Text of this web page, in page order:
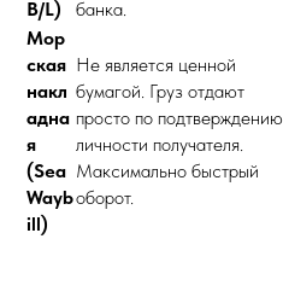
B/L)
банка.
Мор
ская
накл
адна
я
(Sea
Wayb
ill)
Не является ценной
бумагой. Груз отдают
просто по подтверждению
личности получателя.
Максимально быстрый
оборот.